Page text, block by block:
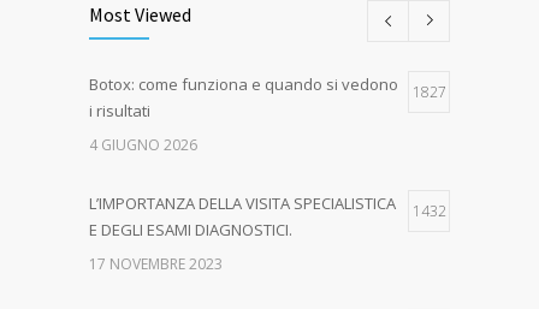
Most Viewed
Botox: come funziona e quando si vedono
i risultati
1827
4 GIUGNO 2026
L’IMPORTANZA DELLA VISITA SPECIALISTICA
E DEGLI ESAMI DIAGNOSTICI.
1432
17 NOVEMBRE 2023